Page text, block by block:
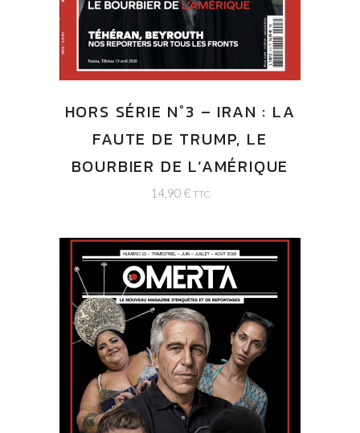
HORS SÉRIE N°3 – IRAN : LA
FAUTE DE TRUMP, LE
BOURBIER DE L’AMÉRIQUE
14,90 € TTC